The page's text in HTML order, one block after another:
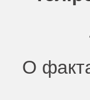
О